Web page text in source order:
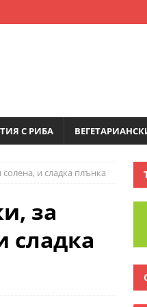
С РИБА
и сладка плънка
за
сладка